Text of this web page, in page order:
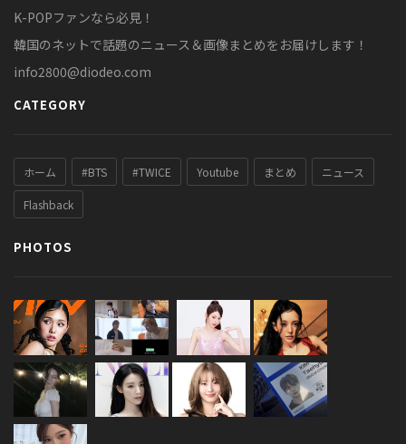
K-POPファンなら必見！
韓国のネットで話題のニュース＆画像まとめをお届けします！
info2800@diodeo.com
CATEGORY
ホーム #BTS #TWICE Youtube まとめ ニュース
Flashback
PHOTOS